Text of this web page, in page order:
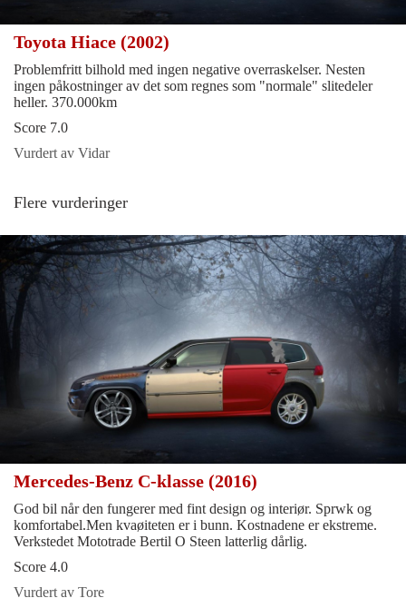
Toyota Hiace (2002)
Problemfritt bilhold med ingen negative overraskelser. Nesten
ingen påkostninger av det som regnes som "normale" slitedeler
heller. 370.000km
Score 7.0
Vurdert av Vidar
Flere vurderinger
Mercedes-Benz C-klasse (2016)
God bil når den fungerer med fint design og interiør. Sprwk og
komfortabel.Men kvaøiteten er i bunn. Kostnadene er ekstreme.
Verkstedet Mototrade Bertil O Steen latterlig dårlig.
Score 4.0
Vurdert av Tore